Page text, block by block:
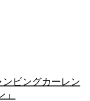
ンピングカーレン